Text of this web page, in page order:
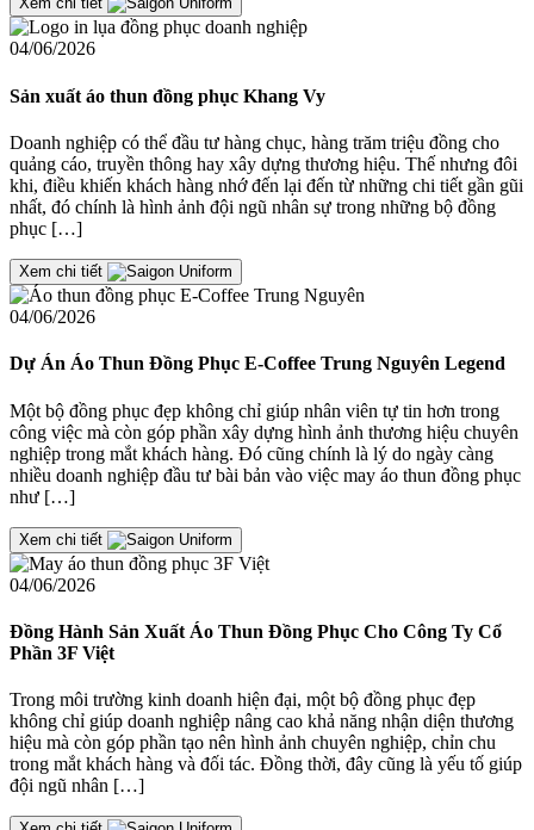
04/06/2026
Sản xuất áo thun đồng phục Khang Vy
Doanh nghiệp có thể đầu tư hàng chục, hàng trăm triệu đồng cho
quảng cáo, truyền thông hay xây dựng thương hiệu. Thế nhưng đôi
khi, điều khiến khách hàng nhớ đến lại đến từ những chi tiết gần gũi
nhất, đó chính là hình ảnh đội ngũ nhân sự trong những bộ đồng
phục […]
Xem chi tiết
04/06/2026
Dự Án Áo Thun Đồng Phục E-Coffee Trung Nguyên Legend
Một bộ đồng phục đẹp không chỉ giúp nhân viên tự tin hơn trong
công việc mà còn góp phần xây dựng hình ảnh thương hiệu chuyên
nghiệp trong mắt khách hàng. Đó cũng chính là lý do ngày càng
nhiều doanh nghiệp đầu tư bài bản vào việc may áo thun đồng phục
như […]
Xem chi tiết
04/06/2026
Đồng Hành Sản Xuất Áo Thun Đồng Phục Cho Công Ty Cổ
Phần 3F Việt
Trong môi trường kinh doanh hiện đại, một bộ đồng phục đẹp
không chỉ giúp doanh nghiệp nâng cao khả năng nhận diện thương
hiệu mà còn góp phần tạo nên hình ảnh chuyên nghiệp, chỉn chu
trong mắt khách hàng và đối tác. Đồng thời, đây cũng là yếu tố giúp
đội ngũ nhân […]